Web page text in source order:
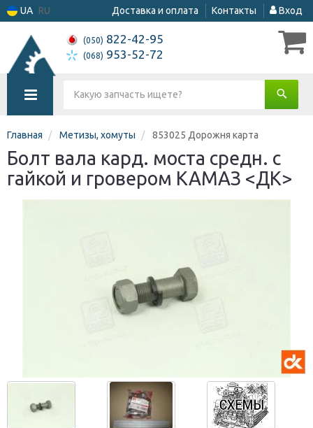
UA RU Доставка и оплата Контакты Вход
(050) 822-42-95
(068) 953-52-72
Главная Метизы, хомуты 853025 Дорожня карта
Болт вала кард. моста средн. с
гайкой и гровером КАМАЗ <ДК>